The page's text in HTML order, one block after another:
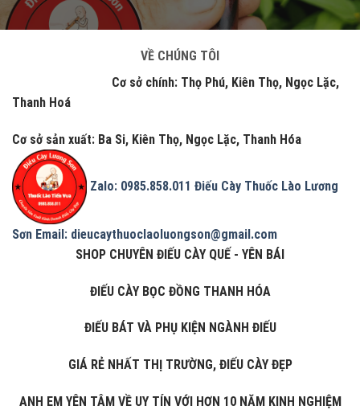
VỀ CHÚNG TÔI
Cơ sở chính: Thọ Phú, Kiên Thọ, Ngọc Lặc,
Thanh Hoá
Cơ sở sản xuất: Ba Si, Kiên Thọ, Ngọc Lặc, Thanh Hóa
Zalo: 0985.858.011 Điếu Cày Thuốc Lào Lương
Sơn Email: dieucaythuoclaoluongson@gmail.com
SHOP CHUYÊN ĐIẾU CÀY QUẾ - YÊN BÁI
ĐIẾU CÀY BỌC ĐỒNG THANH HÓA
ĐIẾU BÁT VÀ PHỤ KIỆN NGÀNH ĐIẾU
GIÁ RẺ NHẤT THỊ TRƯỜNG, ĐIẾU CÀY ĐẸP
ANH EM YÊN TÂM VỀ UY TÍN VỚI HƠN 10 NĂM KINH NGHIỆM